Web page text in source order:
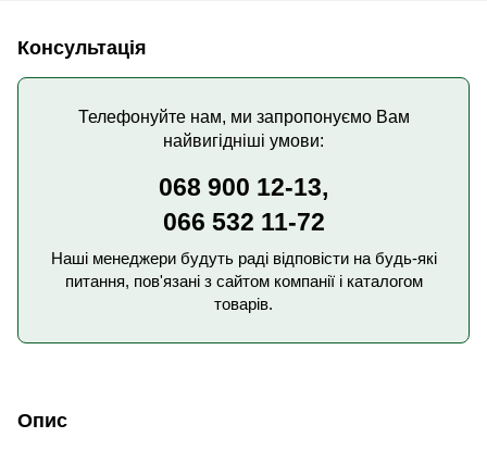
Консультація
Телефонуйте нам, ми запропонуємо Вам
найвигідніші умови:
068 900 12-13,
066 532 11-72
Наші менеджери будуть раді відповісти на будь-які
питання, пов'язані з сайтом компанії і каталогом
товарів.
Опис